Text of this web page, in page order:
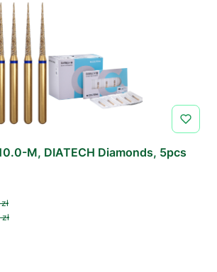
M, DIATECH Diamonds, 5pcs